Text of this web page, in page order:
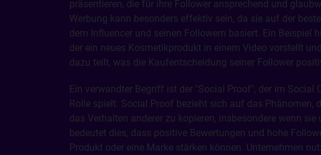
präsentieren, die für ihre Follower ansprechend und
Werbung kann besonders effektiv sein, da sie auf der
dem Influencer und seinen Followern basiert. Ein Beispiel
der ein neues Kosmetikprodukt in einem Video vorstellt
dazu teilt, was die Kaufentscheidung seiner Follower
Ein verwandter Begriff ist der "Social Proof", der im Social
Rolle spielt. Social Proof bezieht sich auf das Phänomen,
das Verhalten anderer zu kopieren, insbesondere wenn
bedeutet dies, dass positive Bewertungen und hohe
Produkt oder eine Marke stärken können. Unternehmen